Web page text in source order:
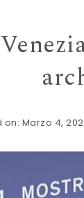
on: Marzo 4,